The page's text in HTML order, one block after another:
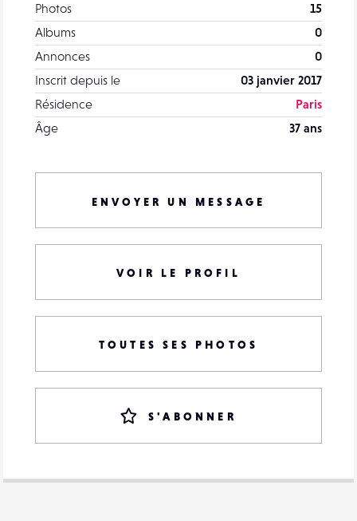
Photos
15
Albums
0
Annonces
0
Inscrit depuis le
03 janvier 2017
Résidence
Paris
Âge
37 ans
ENVOYER UN MESSAGE
VOIR LE PROFIL
TOUTES SES PHOTOS
S'ABONNER